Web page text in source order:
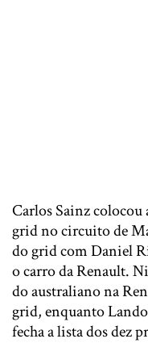
Carlos Sainz
grid no circuito de
do grid com Daniel
o carro da Renault.
do australiano na
grid, enquanto
fecha a lista dos dez